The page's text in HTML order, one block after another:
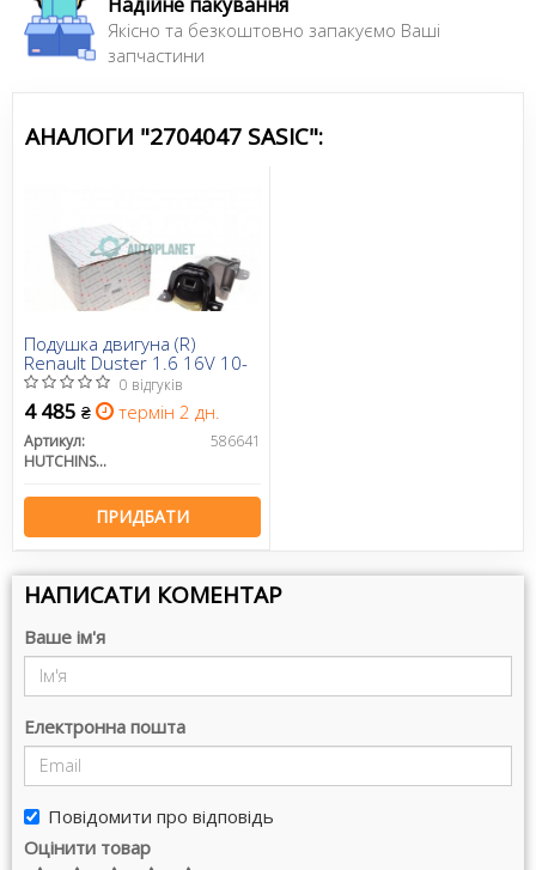
Якісно та безкоштовно запакуємо Ваші
запчастини
АНАЛОГИ "2704047 SASIC":
Подушка двигуна (R)
Renault Duster 1.6 16V 10-
0 відгуків
4 485 ₴ термін 2 дн.
Артикул:
586641
HUTCHINSON
ПРИДБАТИ
НАПИСАТИ КОМЕНТАР
Ваше ім'я
Електронна пошта
Повідомити про відповідь
Оцінити товар